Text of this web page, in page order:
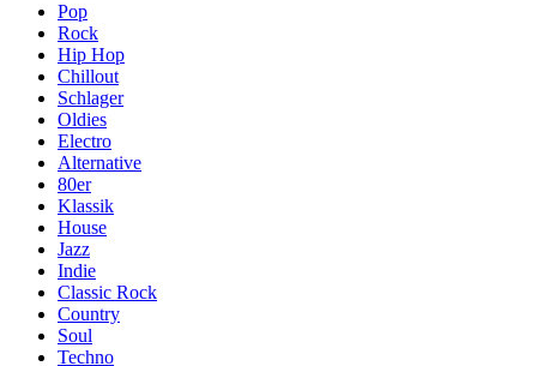
Pop
Rock
Hip Hop
Chillout
Schlager
Oldies
Electro
Alternative
80er
Klassik
House
Jazz
Indie
Classic Rock
Country
Soul
Techno